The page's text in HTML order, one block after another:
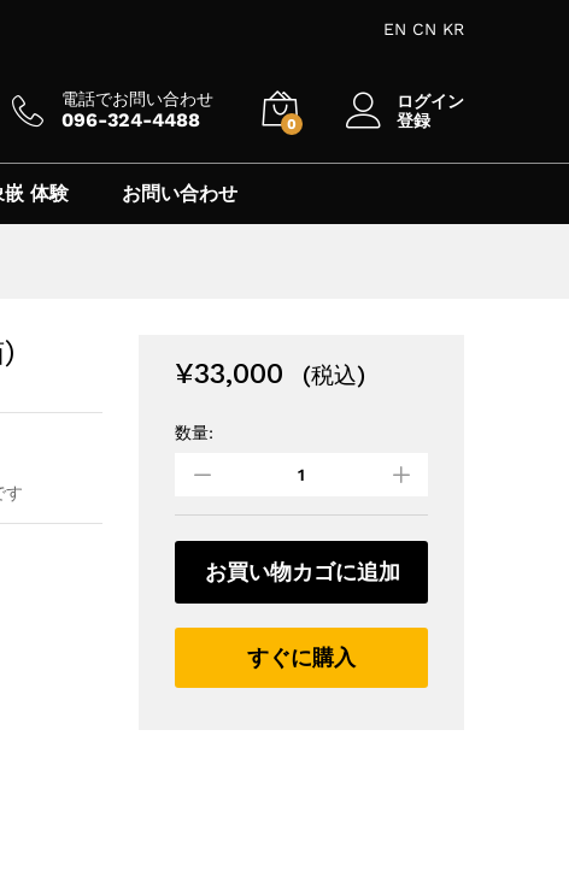
EN CN KR
電話でお問い合わせ
096-324-4488 0
ログイン
登録
嵌 体験 お問い合わせ
す
¥33,000 (税込)
数量:
お買い物カゴに追加
すぐに購入
お買い物カゴに追加